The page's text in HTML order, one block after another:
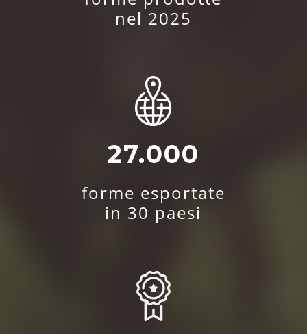
nel 2025
27.000
forme esportate
in 30 paesi